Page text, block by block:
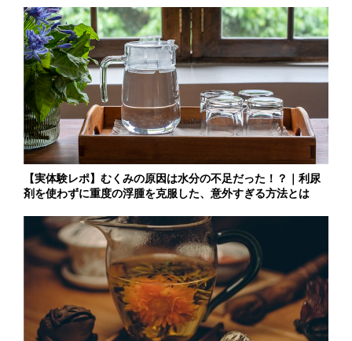
【実体験レポ】むくみの原因は水分の不足だった！？｜利尿
剤を使わずに重度の浮腫を克服した、意外すぎる方法とは